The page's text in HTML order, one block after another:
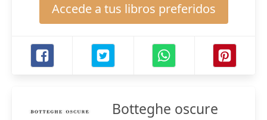
Accede a tus libros preferidos
Botteghe oscure